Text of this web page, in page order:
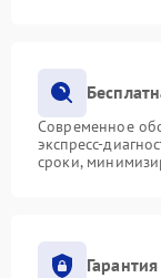
Современное
экспресс-
сроки,